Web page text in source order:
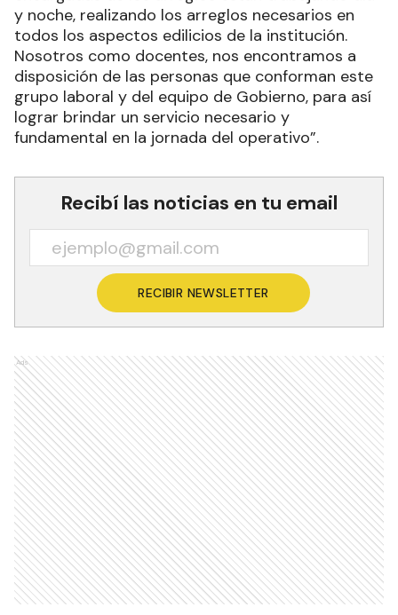
y noche, realizando los arreglos necesarios en
todos los aspectos edilicios de la institución.
Nosotros como docentes, nos encontramos a
disposición de las personas que conforman este
grupo laboral y del equipo de Gobierno, para así
lograr brindar un servicio necesario y
fundamental en la jornada del operativo”.
Recibí las noticias en tu email
RECIBIR NEWSLETTER
Ads